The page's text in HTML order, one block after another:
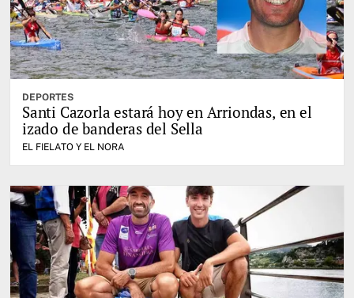
DEPORTES
Santi Cazorla estará hoy en Arriondas, en el
izado de banderas del Sella
EL FIELATO Y EL NORA